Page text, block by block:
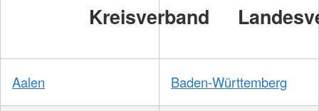
Kreisverband
Aalen Baden-Württemberg